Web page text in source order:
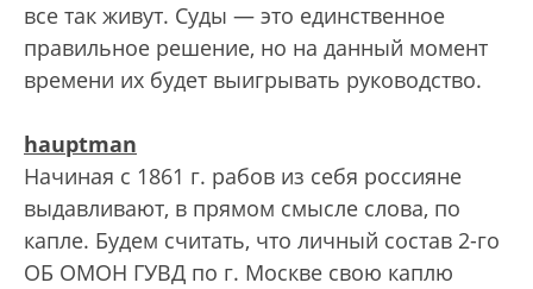
все так живут. Суды — это единственное
правильное решение, но на данный момент
времени их будет выигрывать руководство.
hauptman
Начиная с 1861 г. рабов из себя россияне
выдавливают, в прямом смысле слова, по
капле. Будем считать, что личный состав 2-го
ОБ ОМОН ГУВД по г. Москве свою каплю